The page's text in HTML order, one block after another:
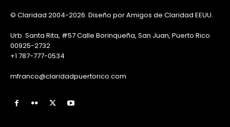
© Claridad 2004-2026. Diseño por Amigos de Claridad EEUU.
Urb. Santa Rita, #57 Calle Borinqueña, San Juan, Puerto Rico
00925-2732
+1 787-777-0534
mfranco@claridadpuertorico.com